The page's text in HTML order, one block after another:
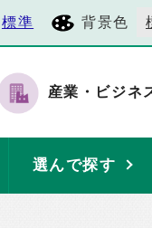
標準 背景色
産業・ビジネ
選んで探す